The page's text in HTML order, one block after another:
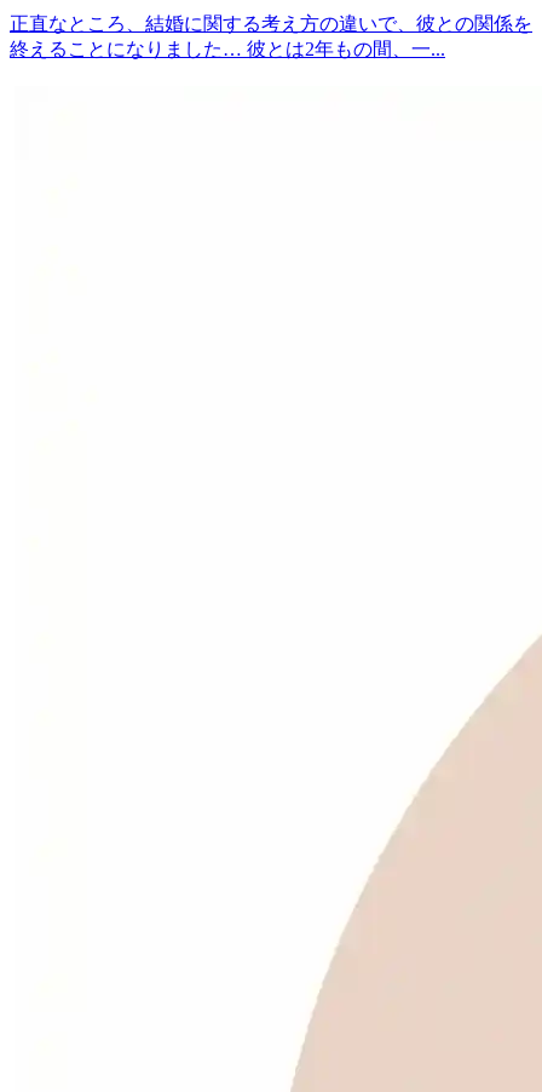
正直なところ、結婚に関する考え方の違いで、彼との関係を
終えることになりました… 彼とは2年もの間、一...